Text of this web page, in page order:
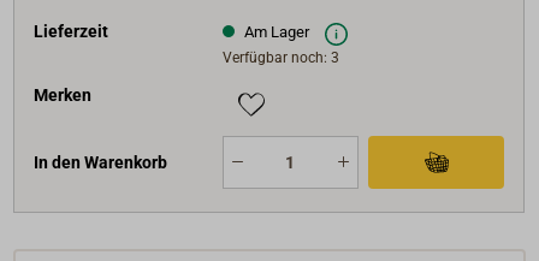
Lieferzeit Am Lager
Verfügbar noch: 3
Merken
In den Warenkorb